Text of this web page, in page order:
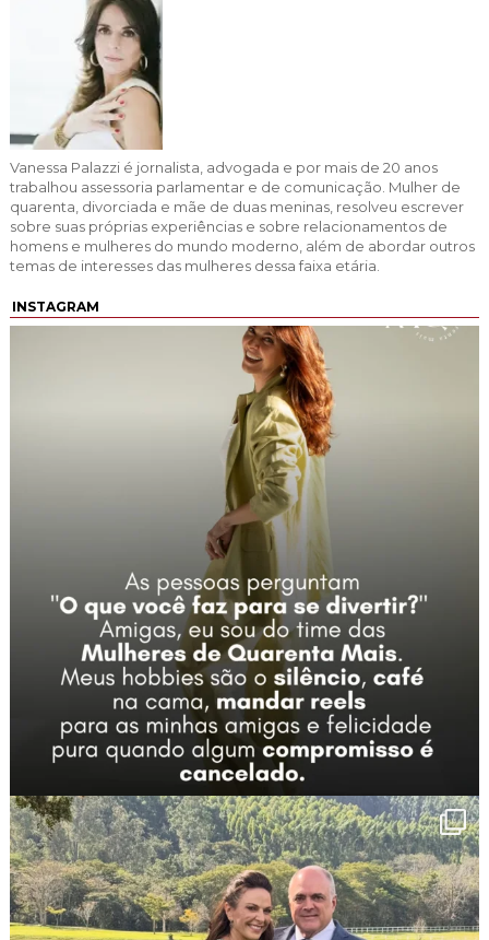
Vanessa Palazzi é jornalista, advogada e por mais de 20 anos
trabalhou assessoria parlamentar e de comunicação. Mulher de
quarenta, divorciada e mãe de duas meninas, resolveu escrever
sobre suas próprias experiências e sobre relacionamentos de
homens e mulheres do mundo moderno, além de abordar outros
temas de interesses das mulheres dessa faixa etária.
INSTAGRAM